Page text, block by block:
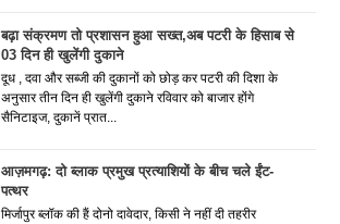
बढ़ा संक्रमण तो प्रशासन हुआ सख्त,अब पटरी के हिसाब से
03 दिन ही खुलेंगी दुकाने
दूध , दवा और सब्जी की दुकानों को छोड़ कर पटरी की दिशा के
अनुसार तीन दिन ही खुलेंगी दुकाने रविवार को बाजार होंगे
सैनिटाइज, दुकानें प्रात...
आज़मगढ़: दो ब्लाक प्रमुख प्रत्याशियों के बीच चले ईंट-
पत्थर
मिर्जापुर ब्लॉक की हैं दोनो दावेदार, किसी ने नहीं दी तहरीर